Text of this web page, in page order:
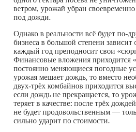
ветром, урожай убран
под дожди.
Однако в реальности всё будет по-
бизнеса в большой степени зависит
каждый год преподносит свои
Финансовые вложения приходится
постоянно меняющиеся погодные
урожая мешает дождь, то вместо
двух-трёх комбайнов приходится
если дождь не прекращается, то
теряет в качестве: после трёх
не будет продовольственным —
сильно ударит по стоимости.